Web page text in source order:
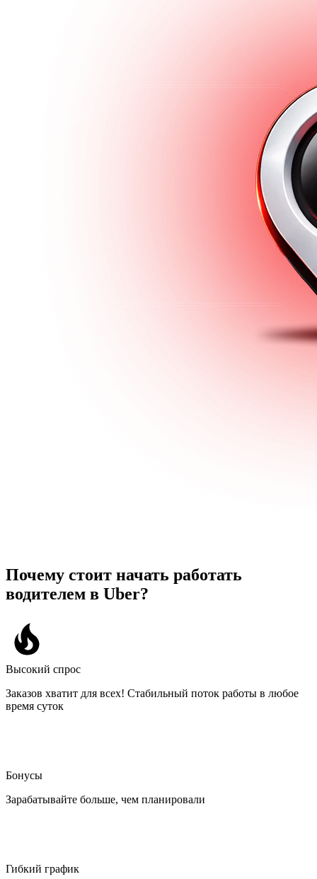
Почему стоит начать работать
водителем в Uber?
Высокий спрос
Заказов хватит для всех! Стабильный поток работы в любое
время суток
Бонусы
Зарабатывайте больше, чем планировали
Гибкий график